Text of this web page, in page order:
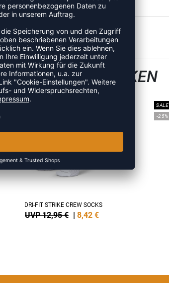
DRI-FIT STRIKE CREW SOCKS
UVP 12,95 € | 8,42 €
SALE
-25%